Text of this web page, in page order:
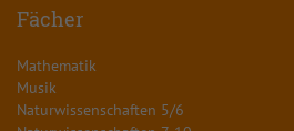
Fächer
Mathematik
Musik
Naturwissenschaften 5/6